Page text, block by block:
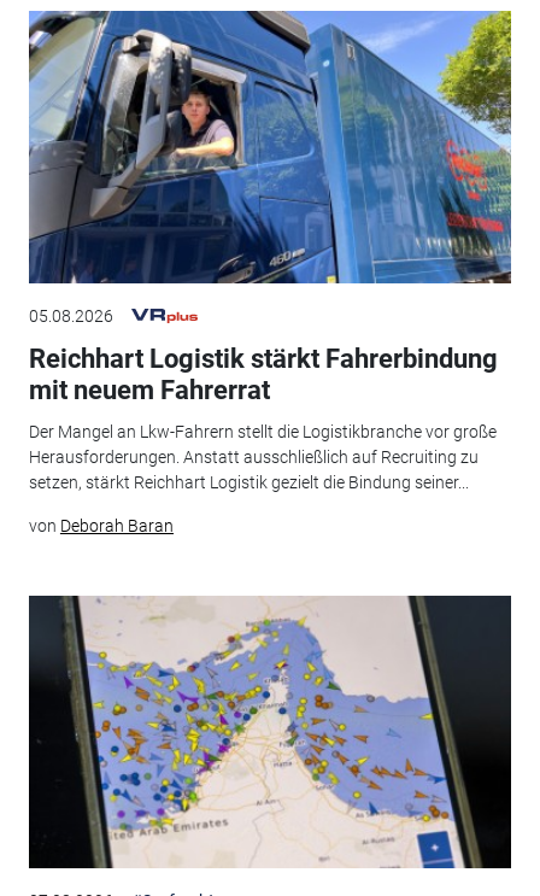
05.08.2026
Reichhart Logistik stärkt Fahrerbindung
mit neuem Fahrerrat
Der Mangel an Lkw-Fahrern stellt die Logistikbranche vor große
Herausforderungen. Anstatt ausschließlich auf Recruiting zu
setzen, stärkt Reichhart Logistik gezielt die Bindung seiner...
von Deborah Baran